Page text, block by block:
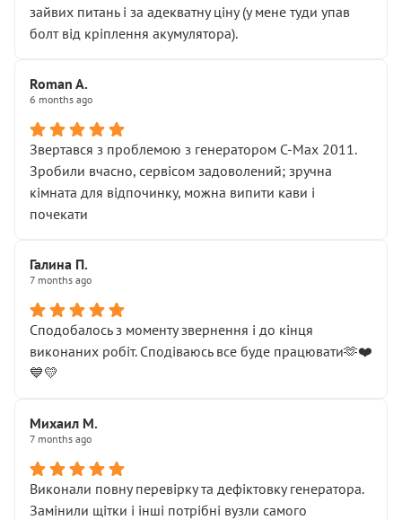
зайвих питань і за адекватну ціну (у мене туди упав
болт від кріплення акумулятора).
Roman A.
6 months ago
Звертався з проблемою з генератором C-Max 2011.
Зробили вчасно, сервісом задоволений; зручна
кімната для відпочинку, можна випити кави і
почекати
Галина П.
7 months ago
Сподобалось з моменту звернення і до кінця
виконаних робіт. Сподіваюсь все буде працювати🫶❤️
💙💛
Михаил М.
7 months ago
Виконали повну перевірку та дефіктовку генератора.
Замінили щітки і інші потрібні вузли самого